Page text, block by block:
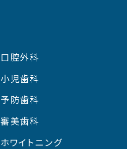
口腔外科
小児歯科
予防歯科
審美歯科
ホワイトニング